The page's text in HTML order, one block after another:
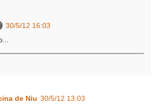
30/5/12 16:03
de Niu 30/5/12 13:03